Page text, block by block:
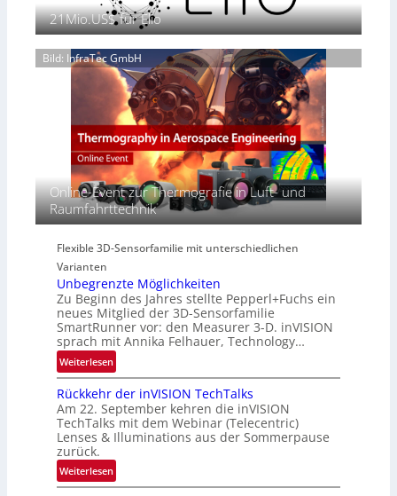
2
0
6
h
a
S
a
c
t
s
S
e
r
i
-
B
-
R
u
n
d
e
s
e
n
z
E
A
-
R
e
i
o
n
g
e
‚
H
e
r
s
p
e
c
t
l
N
e
w
s
‘
21Mio.US$ für Elio
Bild: InfraTec GmbH
Online-Event zur Thermografie in Luft- und
Raumfahrttechnik
Flexible 3D-Sensorfamilie mit unterschiedlichen
Varianten
Unbegrenzte Möglichkeiten
Zu Beginn des Jahres stellte Pepperl+Fuchs ein
neues Mitglied der 3D-Sensorfamilie
SmartRunner vor: den Measurer 3-D. inVISION
sprach mit Annika Felhauer, Technology…
Weiterlesen:
U
n
b
e
g
r
e
Rückkehr der inVISION TechTalks
Am 22. September kehren die inVISION
TechTalks mit dem Webinar (Telecentric)
Lenses & Illuminations aus der Sommerpause
zurück.
Weiterlesen:
R